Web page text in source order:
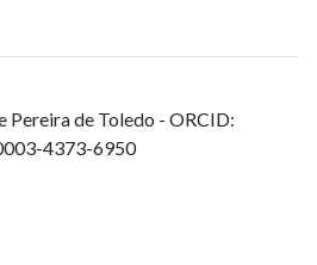
Pereira de Toledo - ORCID:
4373-6950